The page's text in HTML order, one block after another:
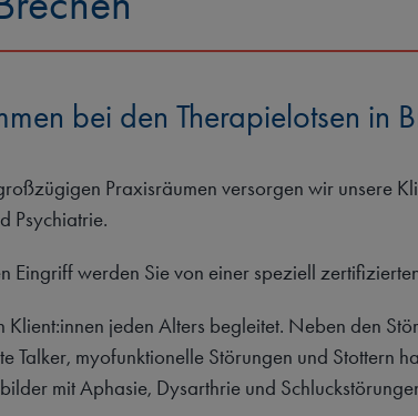
bei den Therapielotsen in
Praxisräumen versorgen wir unsere
Psychiatrie.
Eingriff werden Sie von einer speziell
jeden Alters begleitet. Neben den
Talker, myofunktionelle Störungen und Stottern
mit Aphasie, Dysarthrie und